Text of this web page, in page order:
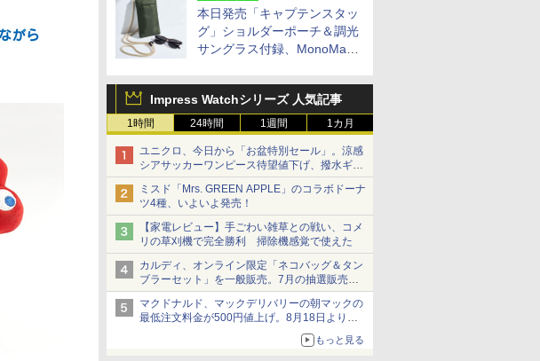
本日発売「キャプテンスタッ
グ」ショルダーポーチ＆調光
サングラス付録、MonoMax
Impress Watchシリーズ 人気記事
1時間 24時間 1週間 1カ月
ユニクロ、今日から「お盆特別セール」。涼感
シアサッカーワンピース待望値下げ、撥水ギア
ショーツは1990円に
ミスド「Mrs. GREEN APPLE」のコラボドーナ
ツ4種、いよいよ発売！
【家電レビュー】手ごわい雑草との戦い、コメ
リの草刈機で完全勝利 掃除機感覚で使えた
カルディ、オンライン限定「ネコバッグ＆タン
ブラーセット」を一般販売。7月の抽選販売の
当選無効分
マクドナルド、マックデリバリーの朝マックの
最低注文料金が500円値上げ。8月18日より
もっと見る